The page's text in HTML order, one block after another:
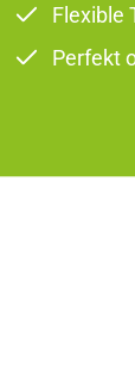
Flexible
Perfekt